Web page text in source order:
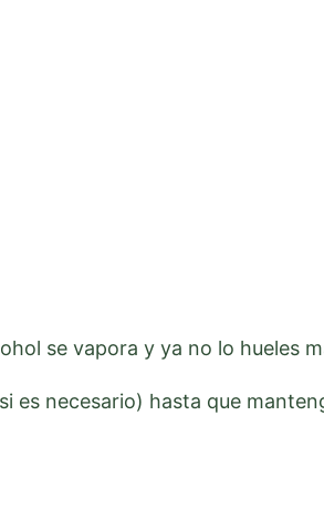
se vapora y ya no lo hueles
es necesario) hasta que